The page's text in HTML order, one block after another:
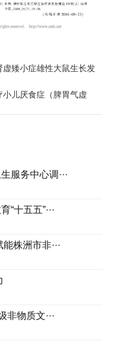
矮小症雄性大鼠生长发
儿厌食症（脾胃气虚
服务中心调···
十五五”···
株洲市非···
非物质文···